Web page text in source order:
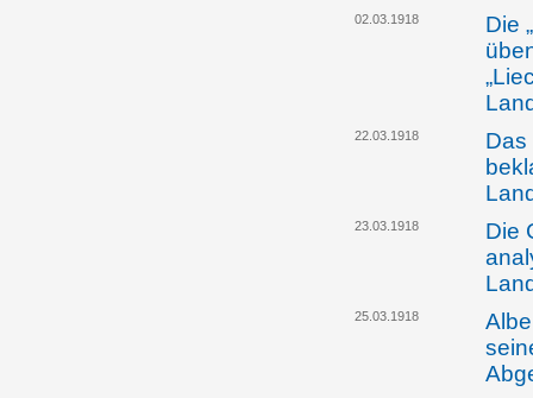
02.03.1918
Die
22.03.1918
Das
23.03.1918
Die
25.03.1918